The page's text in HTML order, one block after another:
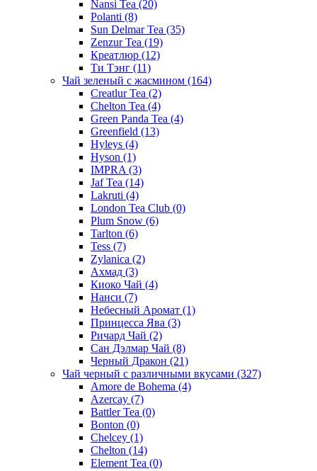
Nansi Tea (20)
Polanti (8)
Sun Delmar Tea (35)
Zenzur Tea (19)
Креатлюр (12)
Ти Тэнг (11)
Чай зеленый с жасмином (164)
Creatlur Tea (2)
Chelton Tea (4)
Green Panda Tea (4)
Greenfield (13)
Hyleys (4)
Hyson (1)
IMPRA (3)
Jaf Tea (14)
Lakruti (4)
London Tea Club (0)
Plum Snow (6)
Tarlton (6)
Tess (7)
Zylanica (2)
Ахмад (3)
Киоко Чай (4)
Нанси (7)
Небесный Аромат (1)
Принцесса Ява (3)
Ричард Чай (2)
Сан Дэлмар Чай (8)
Черный Дракон (21)
Чай черный с различными вкусами (327)
Amore de Bohema (4)
Azercay (7)
Battler Tea (0)
Bonton (0)
Chelcey (1)
Chelton (14)
Element Tea (0)